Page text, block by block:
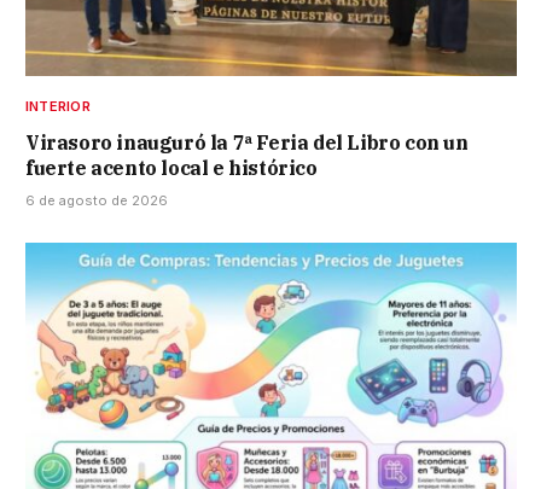
INTERIOR
Virasoro inauguró la 7ª Feria del Libro con un
fuerte acento local e histórico
6 de agosto de 2026